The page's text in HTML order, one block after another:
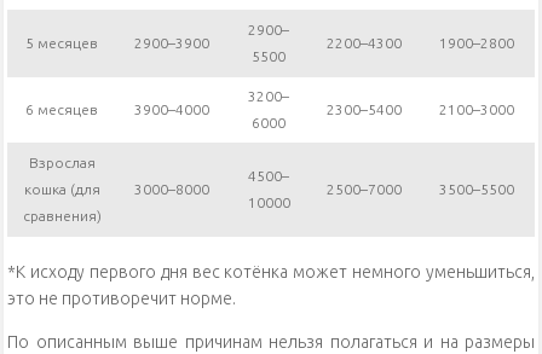
5 месяцев 2900–3900
2900–
5500
2200–4300 1900–2800
6 месяцев 3900–4000
3200–
6000
2300–5400 2100–3000
Взрослая
кошка (для
сравнения)
3000–8000
4500–
10000
2500–7000 3500–5500
*К исходу первого дня вес котёнка может немного уменьшиться,
это не противоречит норме.
По описанным выше причинам нельзя полагаться и на размеры